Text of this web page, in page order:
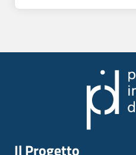
Il Progetto